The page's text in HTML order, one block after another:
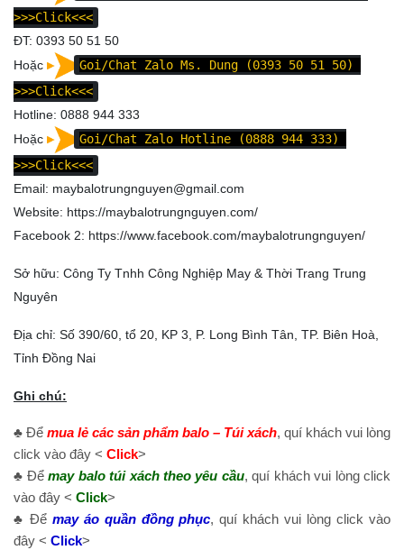
>>>Click<<<
ĐT: 0393 50 51 50
Hoặc
Goi/Chat Zalo Ms. Dung (0393 50 51 50)
>>>Click<<<
Hotline: 0888 944 333
Hoặc
Goi/Chat Zalo Hotline (0888 944 333)
>>>Click<<<
Email: maybalotrungnguyen@gmail.com
Website: https://maybalotrungnguyen.com/
Facebook 2: https://www.facebook.com/maybalotrungnguyen/
Sở hữu: Công Ty Tnhh Công Nghiệp May & Thời Trang Trung
Nguyên
Địa chỉ: Số 390/60, tổ 20, KP 3, P. Long Bình Tân, TP. Biên Hoà,
Tỉnh Đồng Nai
Ghi chú:
♣ Để mua lẻ các sản phẩm balo – Túi xách, quí khách vui lòng
click vào đây < Click>
♣ Đểmay balo túi xách theo yêu cầu, quí khách vui lòng click
vào đây < Click>
♣ Để may áo quần đồng phục, quí khách vui lòng click vào
đây < Click>